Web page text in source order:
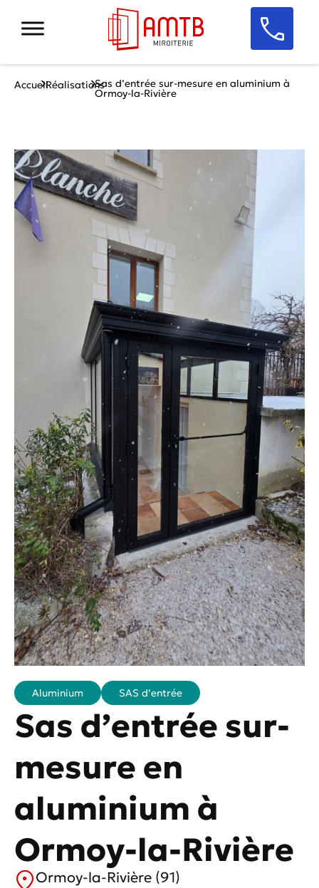
AccueilRéalisationsSas d’entrée sur-mesure en aluminium à
Ormoy-la-Rivière
Aluminium SAS d’entrée
Sas d’entrée sur-
mesure en
aluminium à
Ormoy-la-Rivière
Ormoy-la-Rivière (91)